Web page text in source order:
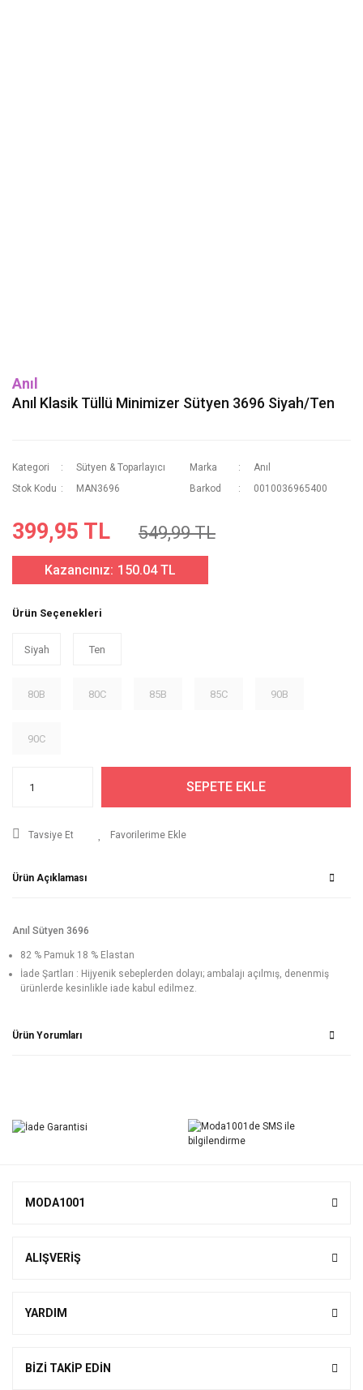
Anıl
Anıl Klasik Tüllü Minimizer Sütyen 3696 Siyah/Ten
Kategori Sütyen & Toparlayıcı Marka
Anıl
Stok Kodu
MAN3696 Barkod 0010036965400
399,95 TL 549,99 TL
Kazancınız: 150.04 TL
Ürün Seçenekleri
Siyah Ten
80B 80C 85B 85C 90B
90C
SEPETE EKLE
Tavsiye Et
Ürün Açıklaması
Anıl Sütyen 3696
82 % Pamuk 18 % Elastan
İade Şartları : Hijyenik sebeplerden dolayı; ambalajı açılmış, denenmiş
ürünlerde kesinlikle iade kabul edilmez.
Ürün Yorumları
Yorum Yaz
MODA1001
ALIŞVERİŞ
YARDIM
BİZİ TAKİP EDİN